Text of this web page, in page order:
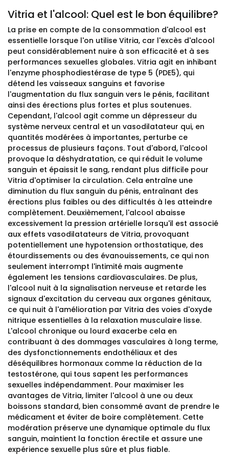
Vitria et l'alcool: Quel est le bon équilibre?
La prise en compte de la consommation d'alcool est
essentielle lorsque l'on utilise Vitria, car l'excès d'alcool
peut considérablement nuire à son efficacité et à ses
performances sexuelles globales. Vitria agit en inhibant
l'enzyme phosphodiestérase de type 5 (PDE5), qui
détend les vaisseaux sanguins et favorise
l'augmentation du flux sanguin vers le pénis, facilitant
ainsi des érections plus fortes et plus soutenues.
Cependant, l'alcool agit comme un dépresseur du
système nerveux central et un vasodilatateur qui, en
quantités modérées à importantes, perturbe ce
processus de plusieurs façons. Tout d'abord, l'alcool
provoque la déshydratation, ce qui réduit le volume
sanguin et épaissit le sang, rendant plus difficile pour
Vitria d'optimiser la circulation. Cela entraîne une
diminution du flux sanguin du pénis, entraînant des
érections plus faibles ou des difficultés à les atteindre
complètement. Deuxièmement, l'alcool abaisse
excessivement la pression artérielle lorsqu'il est associé
aux effets vasodilatateurs de Vitria, provoquant
potentiellement une hypotension orthostatique, des
étourdissements ou des évanouissements, ce qui non
seulement interrompt l'intimité mais augmente
également les tensions cardiovasculaires. De plus,
l'alcool nuit à la signalisation nerveuse et retarde les
signaux d'excitation du cerveau aux organes génitaux,
ce qui nuit à l'amélioration par Vitria des voies d'oxyde
nitrique essentielles à la relaxation musculaire lisse.
L'alcool chronique ou lourd exacerbe cela en
contribuant à des dommages vasculaires à long terme,
des dysfonctionnements endothéliaux et des
déséquilibres hormonaux comme la réduction de la
testostérone, qui tous sapent les performances
sexuelles indépendamment. Pour maximiser les
avantages de Vitria, limiter l'alcool à une ou deux
boissons standard, bien consommé avant de prendre le
médicament et éviter de boire complètement. Cette
modération préserve une dynamique optimale du flux
sanguin, maintient la fonction érectile et assure une
expérience sexuelle plus sûre et plus fiable.